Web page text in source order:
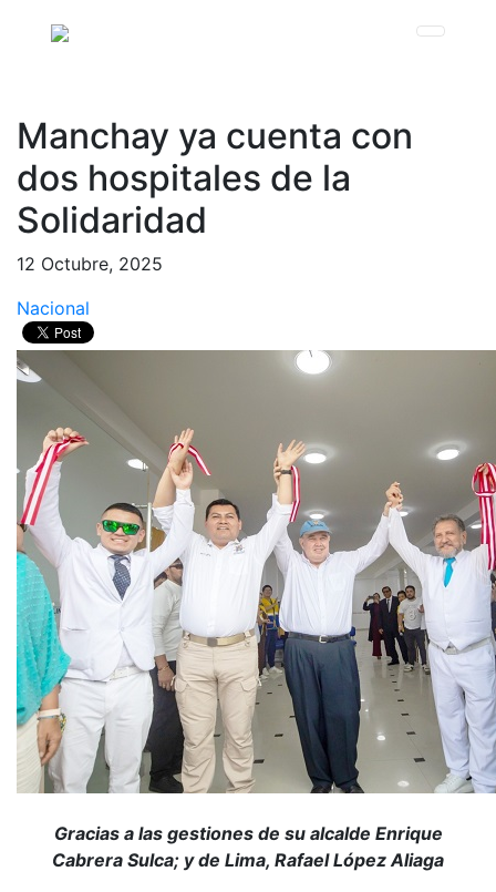
Manchay ya cuenta con
dos hospitales de la
Solidaridad
12 Octubre, 2025
Nacional
Gracias a las gestiones de su alcalde Enrique
Cabrera Sulca; y de Lima, Rafael López Aliaga